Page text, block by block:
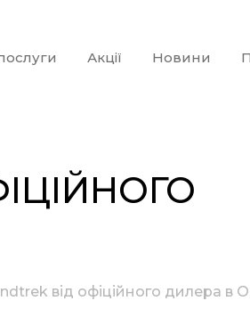
Акції Новини
від офіційного дилера в